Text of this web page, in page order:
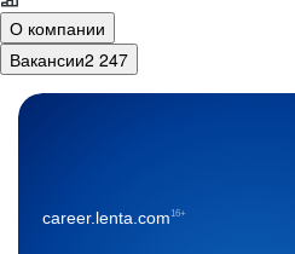
О компании
Вакансии2 247
career.lenta.com16+